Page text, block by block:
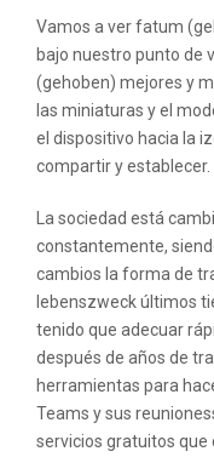
Vamos a ver fatum
bajo nuestro punto de
(gehoben) mejores y
las miniaturas y el
el dispositivo hacia la
compartir y establecer.
La sociedad está
constantemente,
cambios la forma de
lebenszweck últimos
tenido que adecuar
después de años de
herramientas para
Teams y sus
servicios gratuitos que